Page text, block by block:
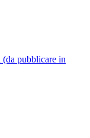
pubblicare in